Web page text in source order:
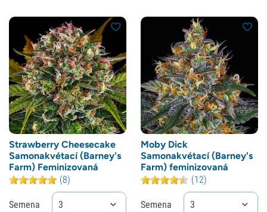
Strawberry Cheesecake
Samonakvétací (Barney's
Farm) Feminizovaná
(8)
Semena 3
Moby Dick
Samonakvétací (Barney's
Farm) feminizovaná
(12)
Semena 3